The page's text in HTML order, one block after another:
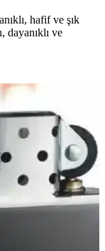
hafif ve şık
dayanıklı ve